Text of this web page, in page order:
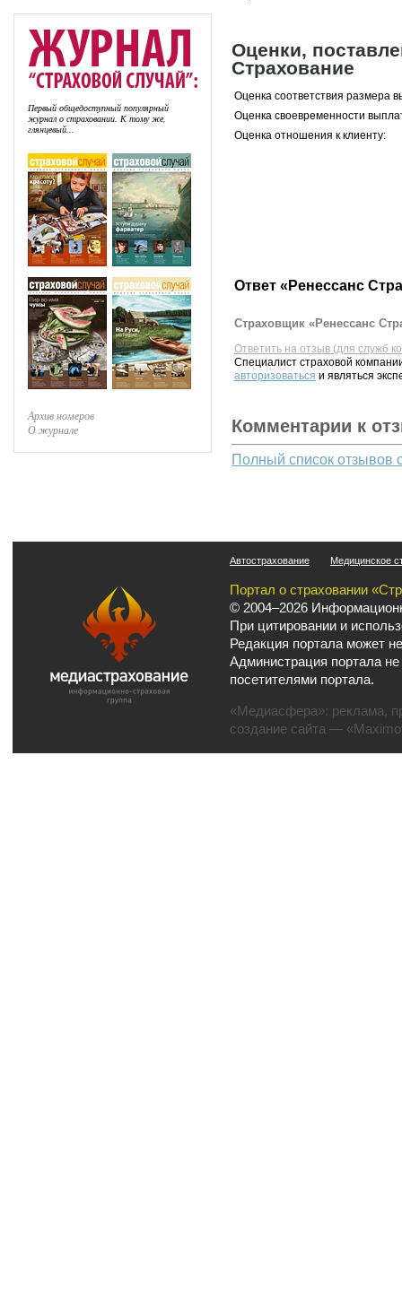
Первый общедоступный популярный
журнал о страховании. К тому же,
глянцевый...
Архив номеров
О журнале
Оценки,
Страхование
Оценка соответствия размера
Оценка своевременности
Оценка отношения к клиенту:
Ответ «Ренессанс
Страховщик «Ренессанс
Ответить на отзыв (для служб
Специалист страховой
авторизоваться и являться
Комментарии к
Полный список отзывов
Автострахование Медицинское
Портал о страховании
© 2004–2026
При цитировании и
Редакция портала может
Администрация портала
посетителями портала.
«Медиасфера»: реклама,
создание сайта —